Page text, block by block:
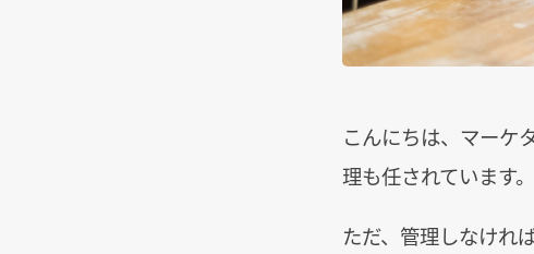
こんにちは、マーケ
理も任されています。
ただ、管理しなけれ